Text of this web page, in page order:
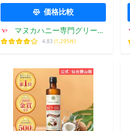
価格比較
マヌカハニー専門グリーン
ベイ公式店
4.83 (1,295件)